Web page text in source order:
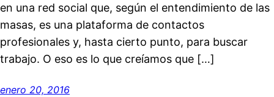
en una red social que, según el entendimiento de las
masas, es una plataforma de contactos
profesionales y, hasta cierto punto, para buscar
trabajo. O eso es lo que creíamos que […]
enero 20, 2016